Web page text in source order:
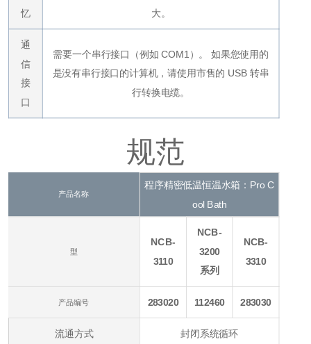
忆 大。
通
信
接
口
需要一个串行接口（例如 COM1）。 如果您使用的
是没有串行接口的计算机，请使用市售的 USB 转串
行转换电缆。
规范
产品名称
程序精密低温恒温水箱：Pro C
ool Bath
型
NCB-
3110
NCB-
3200
系列
NCB-
3310
产品编号 283020 112460 283030
流通方式 封闭系统循环